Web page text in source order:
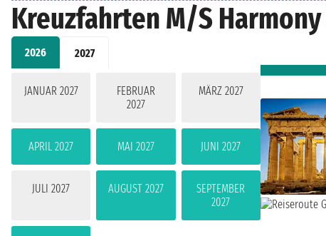
Kreuzfahrten M/S Harmony
2026 2027
JANUAR 2027
FEBRUAR
2027
MÄRZ 2027
APRIL 2027 MAI 2027 JUNI 2027
JULI 2027 AUGUST 2027
SEPTEMBER
2027